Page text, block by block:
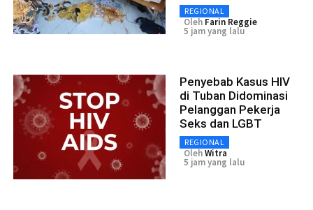
REGIONAL
Oleh Farin Reggie
5 jam yang lalu
Penyebab Kasus HIV
di Tuban Didominasi
Pelanggan Pekerja
Seks dan LGBT
REGIONAL
OlehWitra
5 jam yang lalu